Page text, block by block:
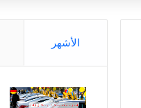
الأشهر